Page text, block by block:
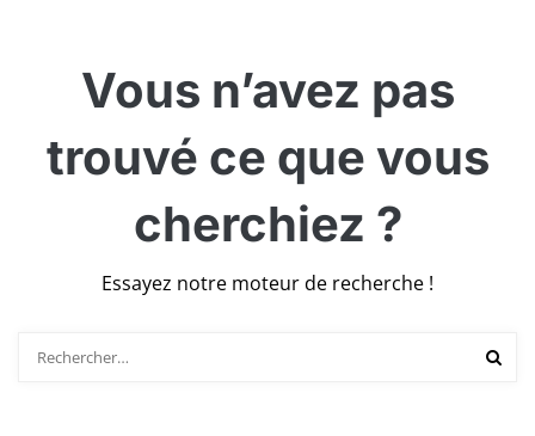
Vous n’avez pas
trouvé ce que vous
cherchiez ?
Essayez notre moteur de recherche !